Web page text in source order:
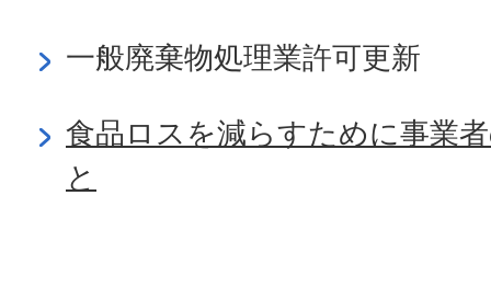
一般廃棄物処理業許可更新
食品ロスを減らすために事業
と